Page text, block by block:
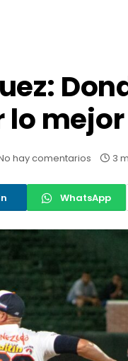
hay comentarios 3
WhatsApp